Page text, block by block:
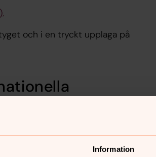
Information
och i en tryckt upplaga på
på romska, finska, meänkieli
språk